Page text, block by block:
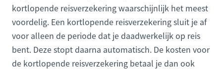
kortlopende reisverzekering waarschijnlijk het meest
voordelig. Een kortlopende reisverzekering sluit je af
voor alleen de periode dat je daadwerkelijk op reis
bent. Deze stopt daarna automatisch. De kosten voor
de kortlopende reisverzekering betaal je dan ook